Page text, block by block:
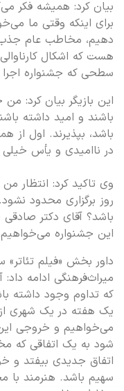
بیان کرد: همیشه فکر
برای اینکه وقتی ما
دهیم، مخاطب عام جذب
هست که اشکال
سطحی که جشنواره
این بازیگر بیان کرد:
باشند و امید داشته
باشد، بپذیرند. اول از
در ناامیدی و یأس خیلی
وی تاکید کرد: انتظار
روز برگزاری محدود
باشد؟ آقای دکتر صادقی
این جشنواره
داور بخش «فیلم تئاتر»
میراث‌فرهنگی ادامه
که تداوم وجود داشته
یک هفته در یک شهری
می‌خواهیم و خروجی این
شود به یک اتفاقی که
اتفاق جدیدی بیفتد و
سهیم باشد. هنرمند با